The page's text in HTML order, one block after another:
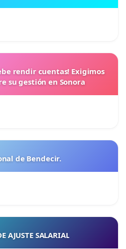
rendir cuentas! Exigimos
su gestión en Sonora
de Bendecir.
AJUSTE SALARIAL